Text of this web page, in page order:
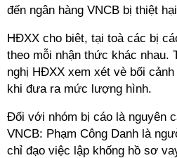
đến ngân hàng VNCB bị thiệt
HĐXX cho biêt, tại toà các bị
theo mỗi nhận thức khác nhau.
nghị HĐXX xem xét vè bối
khi đưa ra mức lượng hình.
Đối với nhóm bị cáo là nguyên
VNCB: Phạm Công Danh là
chỉ đạo việc lập khống hồ sơ